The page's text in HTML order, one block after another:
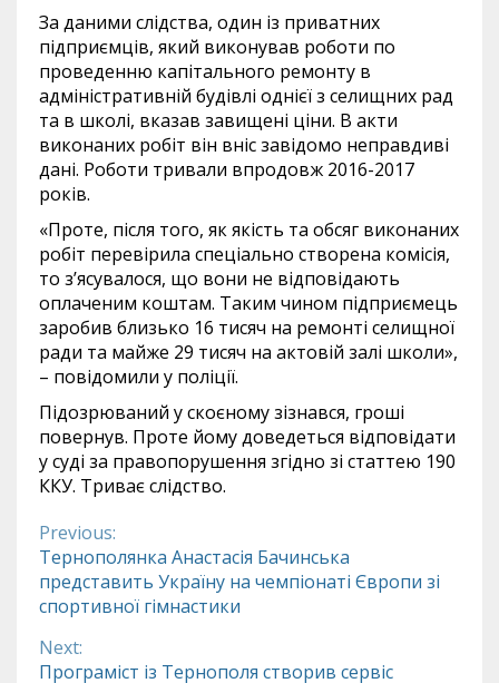
За даними слідства, один із приватних
підприємців, який виконував роботи по
проведенню капітального ремонту в
адміністративній будівлі однієї з селищних рад
та в школі, вказав завищені ціни. В акти
виконаних робіт він вніс завідомо неправдиві
дані. Роботи тривали впродовж 2016-2017
років.
«Проте, після того, як якість та обсяг виконаних
робіт перевірила спеціально створена комісія,
то з’ясувалося, що вони не відповідають
оплаченим коштам. Таким чином підприємець
заробив близько 16 тисяч на ремонті селищної
ради та майже 29 тисяч на актовій залі школи»,
– повідомили у поліції.
Підозрюваний у скоєному зізнався, гроші
повернув. Проте йому доведеться відповідати
у суді за правопорушення згідно зі статтею 190
ККУ. Триває слідство.
Continue
Reading
Previous:
Тернополянка Анастасія Бачинська
представить Україну на чемпіонаті Європи зі
спортивної гімнастики
Next:
Програміст із Тернополя створив сервіс